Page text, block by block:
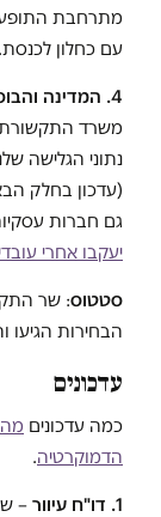
מתרחבת
עם כחלון לכנסת.
4. המדינה והבוס שלכם יידעו באילו אתרים אתם גולשים
משרד
נתוני הגלישה
(עדכון בחלק
גם חברות
יעקבו אחרי
סטטוס: שר
הבחירות הגיעו
עדכונים
כמה עדכונים
הדמוקרטיה.
1. דו"ח עיוור
–